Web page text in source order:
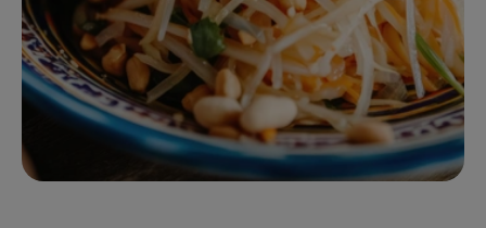
Frisches
Angebote
Haltbares
Getränke